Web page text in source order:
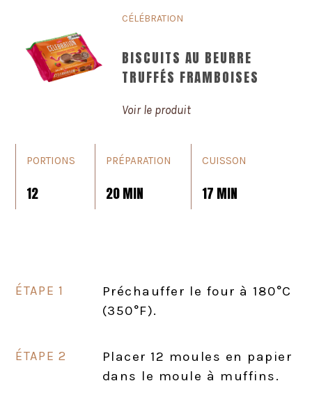
CÉLÉBRATION
BISCUITS AU BEURRE
TRUFFÉS FRAMBOISES
Voir le produit
PORTIONS
12
PRÉPARATION
20 MIN
CUISSON
17 MIN
Préchauffer le four à 180°C
(350°F).
Placer 12 moules en papier
dans le moule à muffins.